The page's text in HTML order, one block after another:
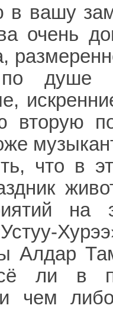
вашу
очень
душе
вторую
что в
на
Алдар
ли в
чем